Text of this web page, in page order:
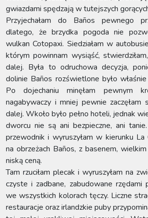
gwiazdami spędzają w tutejszych
Przyjechałam do Baños pewnego
dlatego, że brzydka pogoda nie
wulkan Cotopaxi. Siedziałam w
którym powinnam wysiąść,
dalej. Była to odruchowa decyzja,
dolinie Baños rozświetlone było
Po dojechaniu minęłam pewnym
nagabywaczy i mniej pewnie zaczęłam
dalej. Wkoło było pełno hoteli, jednak
dworcu nie są ani bezpieczne, ani
przewodnik i wyruszyłam w kierunku La
na obrzeżach Baños, z basenem,
niską ceną.
Tam rzuciłam plecak i wyruszyłam na
czyste i zadbane, zabudowane rzędami
we wszystkich kolorach tęczy. Liczne
restauracje oraz irlandzkie puby